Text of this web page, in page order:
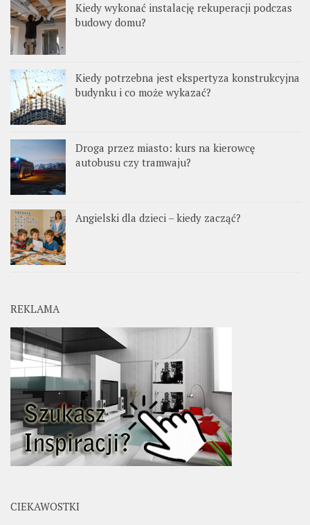
Kiedy wykonać instalację rekuperacji podczas
budowy domu?
Kiedy potrzebna jest ekspertyza konstrukcyjna
budynku i co może wykazać?
Droga przez miasto: kurs na kierowcę
autobusu czy tramwaju?
Angielski dla dzieci – kiedy zacząć?
REKLAMA
CIEKAWOSTKI